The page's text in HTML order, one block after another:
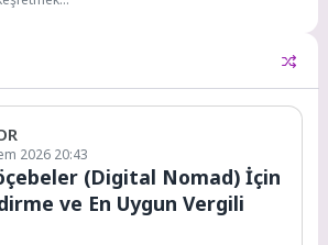
2026 20:43
(Digital Nomad) İçin
ve En Uygun Vergili